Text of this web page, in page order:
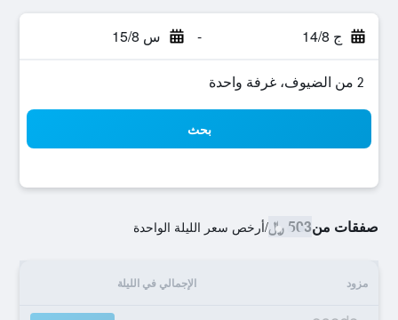
ج 14/8 - س 15/8
2 من الضيوف، غرفة واحدة
بحث
صفقات من503 ﷼ /أرخص سعر الليلة الواحدة
مزود الإجمالي في الليلة